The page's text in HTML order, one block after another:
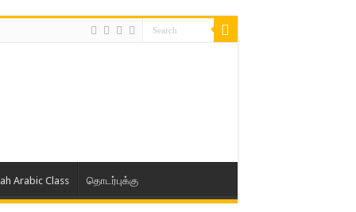
Arabic Class தொடர்புக்கு